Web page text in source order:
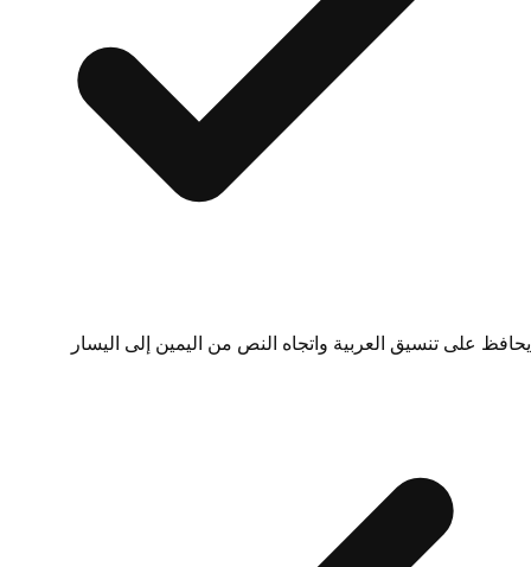
يحافظ على تنسيق العربية واتجاه النص من اليمين إلى اليسار